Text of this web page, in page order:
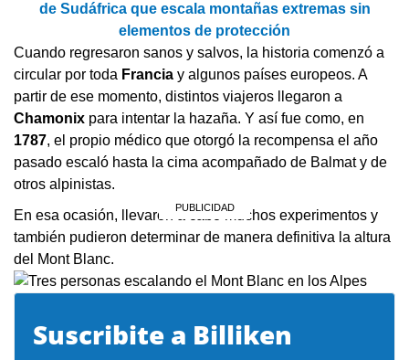
de Sudáfrica que escala montañas extremas sin
elementos de protección
Cuando regresaron sanos y salvos, la historia comenzó a
circular por toda Francia y algunos países europeos. A
partir de ese momento, distintos viajeros llegaron a
Chamonix para intentar la hazaña. Y así fue como, en
1787, el propio médico que otorgó la recompensa el año
pasado escaló hasta la cima acompañado de Balmat y de
otros alpinistas.
En esa ocasión, llevaron a cabo muchos experimentos y
también pudieron determinar de manera definitiva la altura
del Mont Blanc.
Suscribite a Billiken